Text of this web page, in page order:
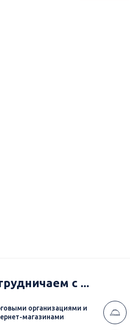
с ...
организациями и
магазинами